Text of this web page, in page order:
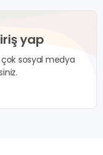
yap
sosyal medya